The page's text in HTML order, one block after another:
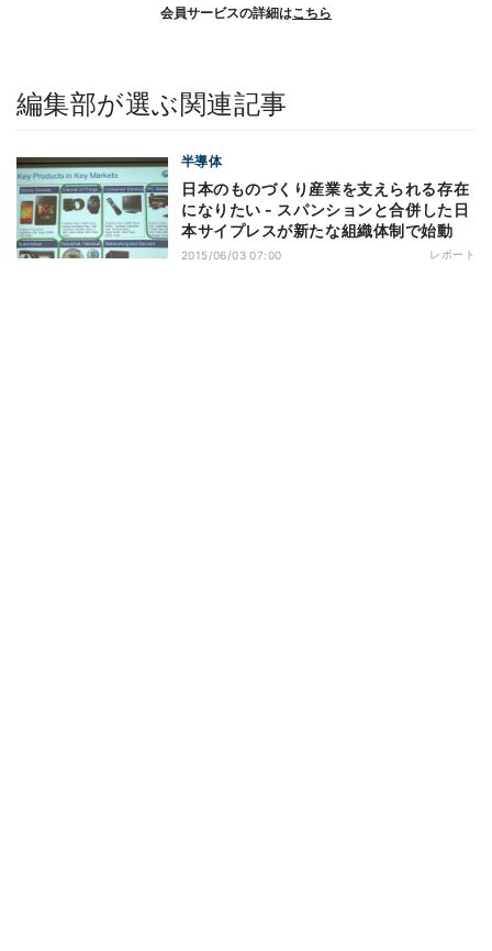
会員サービスの詳細はこちら
編集部が選ぶ関連記事
半導体
日本のものづくり産業を支えられる存在
になりたい - スパンションと合併した日
本サイプレスが新たな組織体制で始動
2015/06/03 07:00 レポート